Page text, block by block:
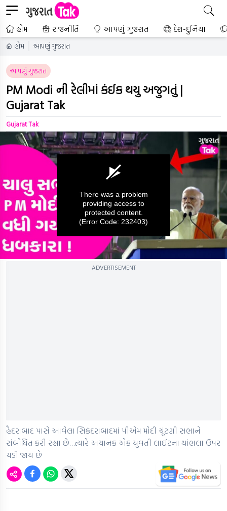
હોમ રાજનીતિ આપણું ગુજરાત દેશ-દુનિયા
હોમ આપણું ગુજરાત
આપણું ગુજરાત
PM Modi ની રેલીમાં કંઈક થયુ અજુગતું |
Gujarat Tak
Gujarat Tak
There was a problem
providing access to
protected content.
(Error Code: 232403)
ADVERTISEMENT
હૈદરાબાદ પાસે આવેલા સિકંદરાબાદમાં પીએમ મોદી ચૂંટણી સભાને
સંબોધિત કરી રહ્યા છે…ત્યારે અચાનક એક યુવતી લાઈટના થાંભલા ઉપર
ચડી જાય છે